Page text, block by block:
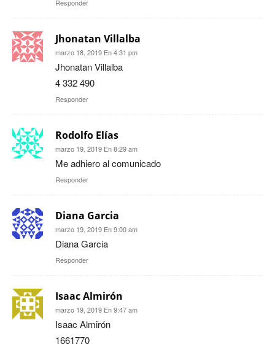
Responder
Jhonatan Villalba
marzo 18, 2019 En 4:31 pm
Jhonatan Villalba
4 332 490
Responder
Rodolfo Elías
marzo 19, 2019 En 8:29 am
Me adhiero al comunicado
Responder
Diana Garcia
marzo 19, 2019 En 9:00 am
Diana Garcia
Responder
Isaac Almirón
marzo 19, 2019 En 9:47 am
Isaac Almirón
1661770